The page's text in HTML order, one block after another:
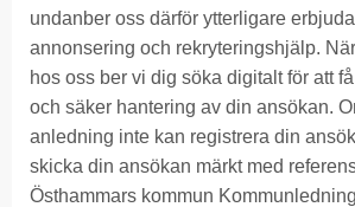
undanber oss därför ytterligare
annonsering och rekryteringshjälp.
hos oss ber vi dig söka digitalt för att
och säker hantering av din ansökan.
anledning inte kan registrera din
skicka din ansökan märkt med
Östhammars kommun